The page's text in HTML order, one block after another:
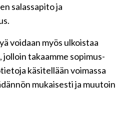
salassapito ja
voidaan myös ulkoistaa
takaamme sopimus-
käsitellään voimassa
mukaisesti ja muutoin